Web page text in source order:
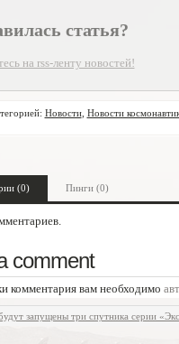
статья?
на rss-ленту новостей!
Новости, Новости
(0) Пинги (0)
comment
комментария вам необходимо
запущены три спутника серии